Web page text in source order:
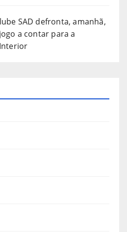
SAD defronta, amanhã,
a contar para a